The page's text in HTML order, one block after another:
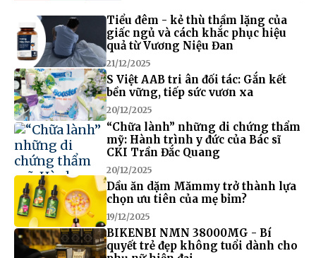
Tiểu đêm - kẻ thù thầm lặng của
giấc ngủ và cách khắc phục hiệu
quả từ Vương Niệu Đan
21/12/2025
S Việt AAB tri ân đối tác: Gắn kết
bền vững, tiếp sức vươn xa
20/12/2025
“Chữa lành” những di chứng thẩm
mỹ: Hành trình y đức của Bác sĩ
CKI Trần Đắc Quang
20/12/2025
Dầu ăn dặm Mămmy trở thành lựa
chọn ưu tiên của mẹ bỉm?
19/12/2025
BIKENBI NMN 38000MG - Bí
quyết trẻ đẹp không tuổi dành cho